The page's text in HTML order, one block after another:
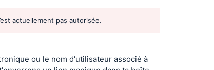
actuellement pas autorisée.
ou le nom d'utilisateur associé à